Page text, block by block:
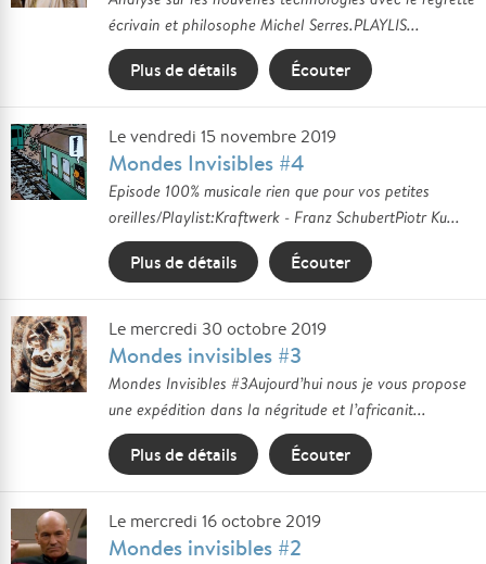
écrivain et philosophe Michel Serres.PLAYLIS...
Plus de détails Écouter
Le vendredi 15 novembre 2019
Mondes Invisibles #4
Episode 100% musicale rien que pour vos petites
oreilles/Playlist:Kraftwerk - Franz SchubertPiotr Ku...
Plus de détails Écouter
Le mercredi 30 octobre 2019
Mondes invisibles #3
Mondes Invisibles #3Aujourd’hui nous je vous propose
une expédition dans la négritude et l’africanit...
Plus de détails Écouter
Le mercredi 16 octobre 2019
Mondes invisibles #2